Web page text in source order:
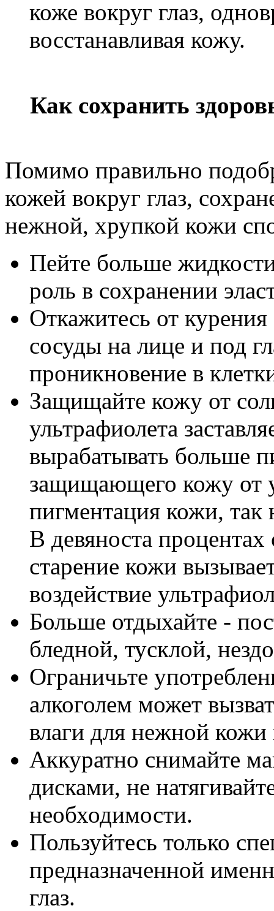
коже вокруг глаз,
восстанавливая кожу.
Как сохранить
Помимо правильно
кожей вокруг глаз,
нежной, хрупкой кожи
Пейте больше
роль в сохранении
Откажитесь от
сосуды на лице и под
проникновение в
Защищайте кожу от
ультрафиолета
вырабатывать больше
защищающего кожу от
пигментация кожи, так
В девяноста
старение кожи
воздействие
Больше отдыхайте -
бледной, тусклой,
Ограничьте
алкоголем может
влаги для нежной кожи
Аккуратно снимайте
дисками, не
необходимости.
Пользуйтесь только
предназначенной
глаз.